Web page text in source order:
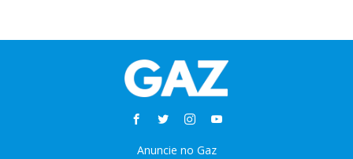
Anuncie no Gaz